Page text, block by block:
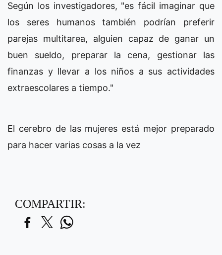
Según los investigadores, "es fácil imaginar que
los seres humanos también podrían preferir
parejas multitarea, alguien capaz de ganar un
buen sueldo, preparar la cena, gestionar las
finanzas y llevar a los niños a sus actividades
extraescolares a tiempo."
El cerebro de las mujeres está mejor preparado
para hacer varias cosas a la vez
COMPARTIR: